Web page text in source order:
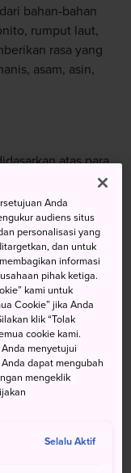
bahan-bahan
rumput laut,
rasa yang
asam, asin,
atas para
dari mental
budaya
atas dan
rumah maupun
tak terlupakan.
seluruh makanan
Anda
audiens situs
personalisasi yang
dan untuk
informasi
pihak ketiga.
kami untuk
Cookie” jika Anda
klik “Tolak
cookie kami.
menyetujui
dapat mengubah
mengeklik
Selalu Aktif